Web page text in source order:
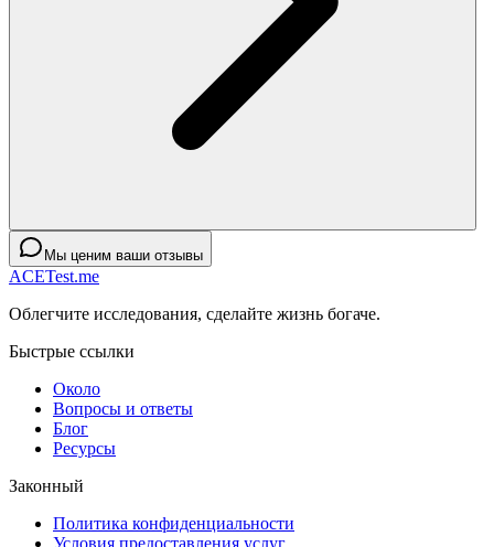
Мы ценим ваши отзывы
ACETest.me
Облегчите исследования, сделайте жизнь богаче.
Быстрые ссылки
Около
Вопросы и ответы
Блог
Ресурсы
Законный
Политика конфиденциальности
Условия предоставления услуг